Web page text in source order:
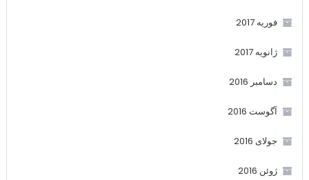
فوریه 2017
ژانویه 2017
دسامبر 2016
آگوست 2016
جولای 2016
ژوئن 2016